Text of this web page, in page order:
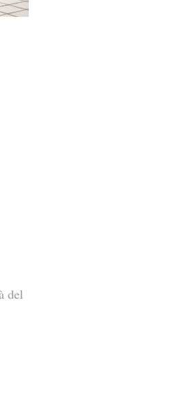
del